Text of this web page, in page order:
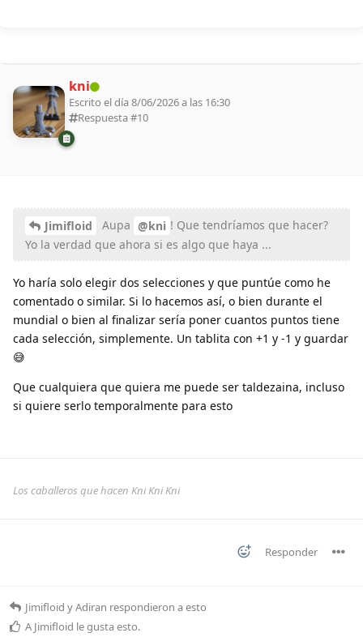
kni
Escrito el día 8/06/2026 a las 16:30
Respuesta #10
Jimifloid Aupa @kni ! Que tendríamos que hacer?
Yo la verdad que ahora si es algo que haya ...
Yo haría solo elegir dos selecciones y que puntúe como he
comentado o similar. Si lo hacemos así, o bien durante el
mundial o bien al finalizar sería poner cuantos puntos tiene
cada selección, simplemente. Un tablita con +1 y -1 y guardar
😅
Que cualquiera que quiera me puede ser taldezaina, incluso
si quiere serlo temporalmente para esto
Los caballeros que hacen Kni Kni Kni
Responder
Jimifloid yAdiran respondieron a esto
A Jimifloid le gusta esto.